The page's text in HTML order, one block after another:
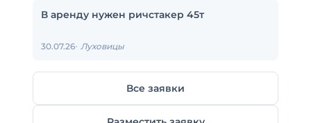
В аренду нужен ричстакер 45т
30.07.26 Луховицы
Все заявки